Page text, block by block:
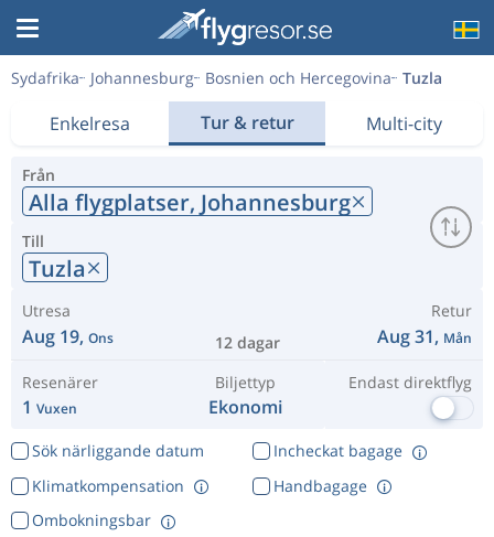
Sydafrika Johannesburg Bosnien och Hercegovina Tuzla
Enkelresa Tur & retur Multi-city
Från
Alla flygplatser, Johannesburg
Till
Tuzla
Utresa
Aug 19, Ons 12 dagar
Retur
Aug 31, Mån
Resenärer
1 Vuxen
Biljettyp
Ekonomi
Endast direktflyg
Sök närliggande datum
Incheckat bagage
Klimatkompensation
Ombokningsbar
Handbagage